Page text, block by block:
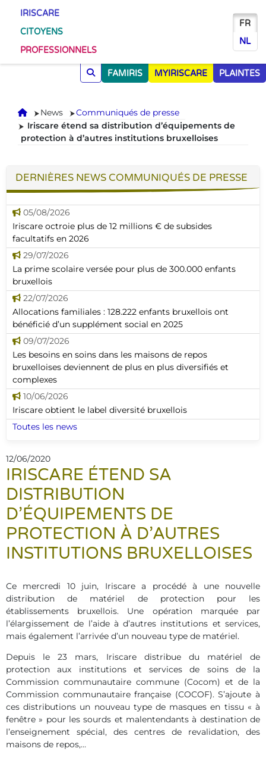
IRISCARE
CITOYENS
PROFESSIONNELS
FR
NL
FAMIRIS MYIRISCARE PLAINTES
Accueil
News
Communiqués de presse
Iriscare étend sa distribution d’équipements de
protection à d’autres institutions bruxelloises
DERNIÈRES NEWS COMMUNIQUÉS DE PRESSE
05/08/2026
Iriscare octroie plus de 12 millions € de subsides
facultatifs en 2026
29/07/2026
La prime scolaire versée pour plus de 300.000 enfants
bruxellois
22/07/2026
Allocations familiales : 128.222 enfants bruxellois ont
bénéficié d’un supplément social en 2025
09/07/2026
Les besoins en soins dans les maisons de repos
bruxelloises deviennent de plus en plus diversifiés et
complexes
10/06/2026
Iriscare obtient le label diversité bruxellois
Toutes les news
12/06/2020
IRISCARE ÉTEND SA
DISTRIBUTION
D’ÉQUIPEMENTS DE
PROTECTION À D’AUTRES
INSTITUTIONS BRUXELLOISES
Ce mercredi 10 juin, Iriscare a procédé à une nouvelle
distribution de matériel de protection pour les
établissements bruxellois. Une opération marquée par
l’élargissement de l’aide à d’autres institutions et services,
mais également l’arrivée d’un nouveau type de matériel.
Depuis le 23 mars, Iriscare distribue du matériel de
protection aux institutions et services de soins de la
Commission communautaire commune (Cocom) et de la
Commission communautaire française (COCOF). S’ajoute à
ces distributions un nouveau type de masques en tissu « à
fenêtre » pour les sourds et malentendants à destination de
l’enseignement spécial, des centres de revalidation, des
maisons de repos,…